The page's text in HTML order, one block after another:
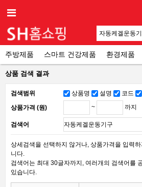
주방제품 스마트 건강제품 환경제품
상품 검색 결과
검색범위 상품명 설명 코드
상품가격 (원)
~ 까지
검색어
상세검색을 선택하지 않거나, 상품가격을 입력
니다.
검색어는 최대 30글자까지, 여러개의 검색어를
있습니다.